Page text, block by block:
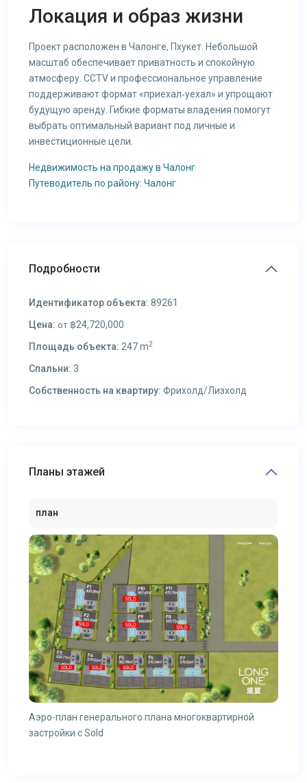
Локация и образ жизни
Проект расположен в Чалонге, Пхукет. Небольшой
масштаб обеспечивает приватность и спокойную
атмосферу. CCTV и профессиональное управление
поддерживают формат «приехал‑уехал» и упрощают
будущую аренду. Гибкие форматы владения помогут
выбрать оптимальный вариант под личные и
инвестиционные цели.
Недвижимость на продажу в Чалонг
Путеводитель по району: Чалонг
Подробности
Идентификатор объекта: 89261
Цена: от ฿24,720,000
Площадь объекта: 247 m2
Спальни: 3
Собственность на квартиру: Фрихолд/Лизхолд
Планы этажей
план
Аэро-план генерального плана многоквартирной
застройки с Sold